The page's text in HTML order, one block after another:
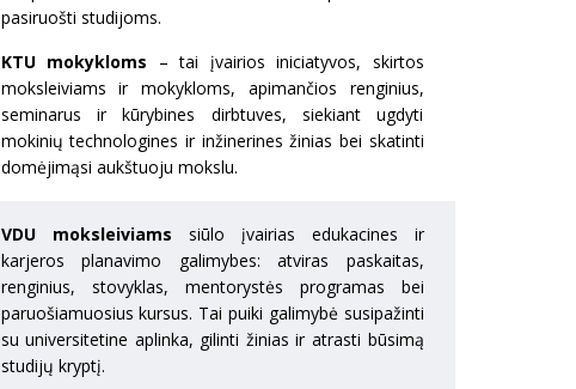
pasiruošti studijoms.
KTU mokykloms – tai įvairios iniciatyvos, skirtos
moksleiviams ir mokykloms, apimančios renginius,
seminarus ir kūrybines dirbtuves, siekiant ugdyti
mokinių technologines ir inžinerines žinias bei skatinti
domėjimąsi aukštuoju mokslu.
VDU moksleiviams siūlo įvairias edukacines ir
karjeros planavimo galimybes: atviras paskaitas,
renginius, stovyklas, mentorystės programas bei
paruošiamuosius kursus. Tai puiki galimybė susipažinti
su universitetine aplinka, gilinti žinias ir atrasti būsimą
studijų kryptį.